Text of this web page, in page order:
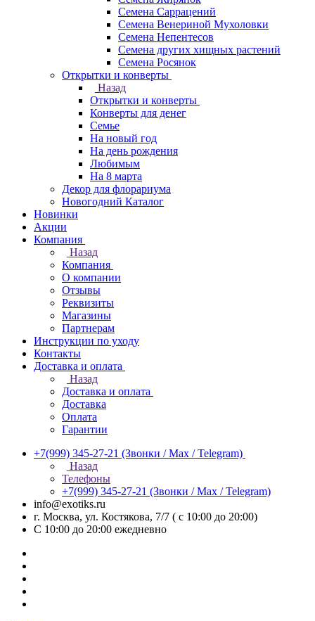
Семена Саррацений
Семена Венериной Мухоловки
Семена Непентесов
Семена других хищных растений
Семена Росянок
Открытки и конверты
Назад
Открытки и конверты
Конверты для денег
Семье
На новый год
На день рождения
Любимым
На 8 марта
Декор для флорариума
Новогодний Каталог
Новинки
Акции
Компания
Назад
Компания
О компании
Отзывы
Реквизиты
Магазины
Партнерам
Инструкции по уходу
Контакты
Доставка и оплата
Назад
Доставка и оплата
Доставка
Оплата
Гарантии
+7(999) 345-27-21 (Звонки / Max / Telegram)
Назад
Телефоны
+7(999) 345-27-21 (Звонки / Max / Telegram)
info@exotiks.ru
г. Москва, ул. Костякова, 7/7 ( с 10:00 до 20:00)
С 10:00 до 20:00 ежедневно